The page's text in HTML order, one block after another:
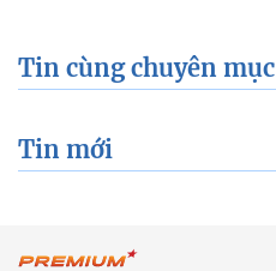
Tin cùng chuyên mục
Tin mới